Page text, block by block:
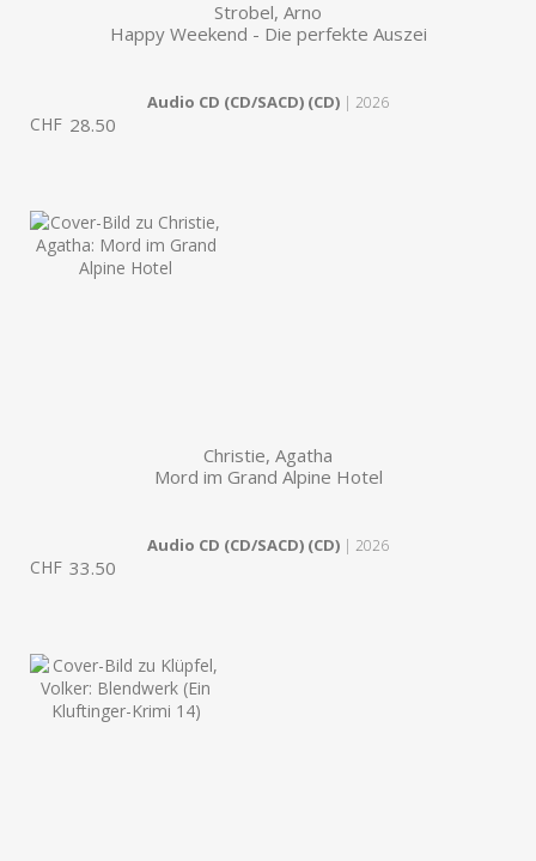
Strobel, Arno
Happy Weekend - Die perfekte Auszei
Audio CD (CD/SACD) (CD) | 2026
CHF 28.50
Christie, Agatha
Mord im Grand Alpine Hotel
Audio CD (CD/SACD) (CD) | 2026
CHF 33.50